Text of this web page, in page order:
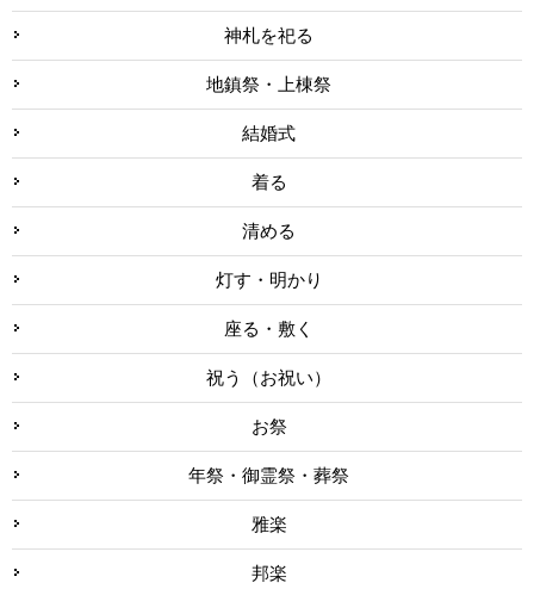
神札を祀る
地鎮祭・上棟祭
結婚式
着る
清める
灯す・明かり
座る・敷く
祝う（お祝い）
お祭
年祭・御霊祭・葬祭
雅楽
邦楽